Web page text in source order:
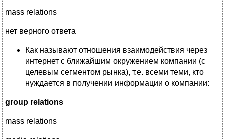
mass relations
нет верного ответа
Как называют отношения взаимодействия через
интернет с ближайшим окружением компании (с
целевым сегментом рынка), т.е. всеми теми, кто
нуждается в получении информации о компании:
group relations
mass relations